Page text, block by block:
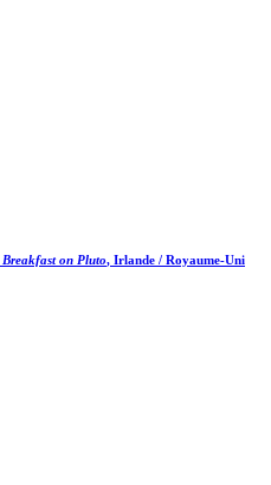
Breakfast on Pluto, Irlande / Royaume-Uni